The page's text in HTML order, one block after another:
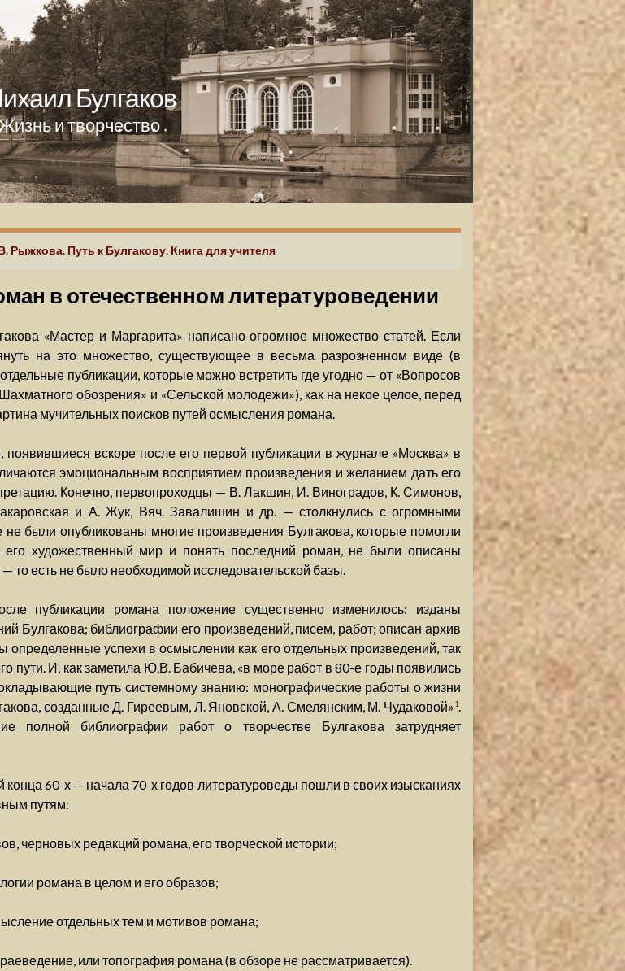
Булгаков
и творчество
Рыжкова. Путь к Булгакову. Книга для учителя
в отечественном литературоведении
«Мастер и Маргарита» написано огромное множество статей. Если
на это множество, существующее в весьма разрозненном виде (в
публикации, которые можно встретить где угодно — от «Вопросов
обозрения» и «Сельской молодежи»), как на некое целое, перед
мучительных поисков путей осмысления романа.
вскоре после его первой публикации в журнале «Москва» в
эмоциональным восприятием произведения и желанием дать его
Конечно, первопроходцы — В. Лакшин, И. Виноградов, К. Симонов,
и А. Жук, Вяч. Завалишин и др. — столкнулись с огромными
не были опубликованы многие произведения Булгакова, которые помогли
его художественный мир и понять последний роман, не были описаны
то есть не было необходимой исследовательской базы.
публикации романа положение существенно изменилось: изданы
Булгакова; библиографии его произведений, писем, работ; описан архив
определенные успехи в осмыслении как его отдельных произведений, так
пути. И, как заметила Ю.В. Бабичева, «в море работ в 80-е годы появились
путь системному знанию: монографические работы о жизни
созданные Д. Гиреевым, Л. Яновской, А. Смелянским, М. Чудаковой»1.
полной библиографии работ о творчестве Булгакова затрудняет
конца 60-х — начала 70-х годов литературоведы пошли в своих изысканиях
путям:
черновых редакций романа, его творческой истории;
романа в целом и его образов;
отдельных тем и мотивов романа;
или топография романа (в обзоре не рассматривается).